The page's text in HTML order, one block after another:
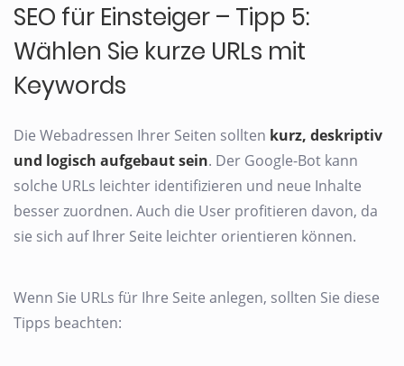
SEO für Einsteiger – Tipp 5:
Wählen Sie kurze URLs mit
Keywords
Die Webadressen Ihrer Seiten sollten kurz, deskriptiv
und logisch aufgebaut sein. Der Google-Bot kann
solche URLs leichter identifizieren und neue Inhalte
besser zuordnen. Auch die User profitieren davon, da
sie sich auf Ihrer Seite leichter orientieren können.
Wenn Sie URLs für Ihre Seite anlegen, sollten Sie diese
Tipps beachten: